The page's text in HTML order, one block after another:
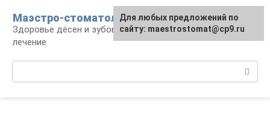
контенту
Маэстро-стоматолог
Здоровье дёсен и зубов, диагностика и
лечение
Для любых предложений по
сайту: maestrostomat@cp9.ru